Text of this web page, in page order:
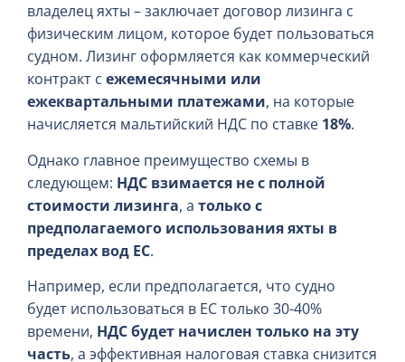
владелец яхты – заключает договор лизинга с
физическим лицом, которое будет пользоваться
судном. Лизинг оформляется как коммерческий
контракт с ежемесячными или
ежеквартальными платежами, на которые
начисляется мальтийский НДС по ставке 18%.
Однако главное преимущество схемы в
следующем: НДС взимается не с полной
стоимости лизинга, а только с
предполагаемого использования яхты в
пределах вод ЕС.
Например, если предполагается, что судно
будет использоваться в ЕС только 30-40%
времени, НДС будет начислен только на эту
часть, а эффективная налоговая ставка снизится